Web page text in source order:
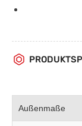
Außenmaße